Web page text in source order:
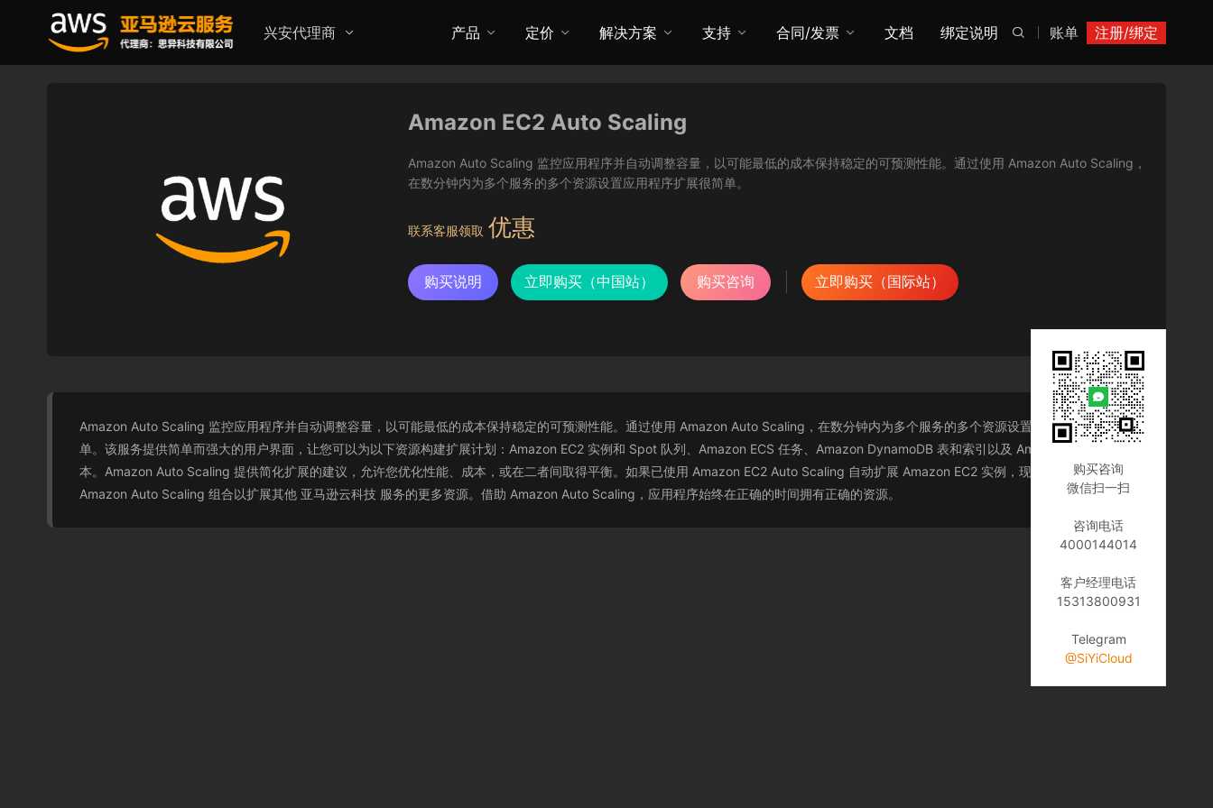
兴安代理商 账单 注册/绑定

产品 定价 解决方案 支持 合同/发票 文档 绑定说明
Amazon EC2 Auto Scaling
Amazon Auto Scaling 监控应用程序并自动调整容量，以可能最低的成本保持稳定的可预测性能。通过使用 Amazon Auto Scaling，
在数分钟内为多个服务的多个资源设置应用程序扩展很简单。
联系客服领取 优惠
购买说明 立即购买（中国站） 购买咨询 立即购买（国际站）
Amazon Auto Scaling 监控应用程序并自动调整容量，以可能最低的成本保持稳定的可预测性能。通过使用 Amazon Auto Scaling，在数分钟内为多个服务的多个资源设置应用程序扩展很简
单。该服务提供简单而强大的用户界面，让您可以为以下资源构建扩展计划：Amazon EC2 实例和 Spot 队列、Amazon ECS 任务、Amazon DynamoDB 表和索引以及 Amazon Aurora 副
本。Amazon Auto Scaling 提供简化扩展的建议，允许您优化性能、成本，或在二者间取得平衡。如果已使用 Amazon EC2 Auto Scaling 自动扩展 Amazon EC2 实例，现在可以将其与
Amazon Auto Scaling 组合以扩展其他 亚马逊云科技 服务的更多资源。借助 Amazon Auto Scaling，应用程序始终在正确的时间拥有正确的资源。
购买咨询
微信扫一扫
咨询电话
4000144014
客户经理电话
15313800931
Telegram
@SiYiCloud